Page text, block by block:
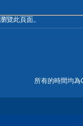
覽此頁面。
所有的時間均為